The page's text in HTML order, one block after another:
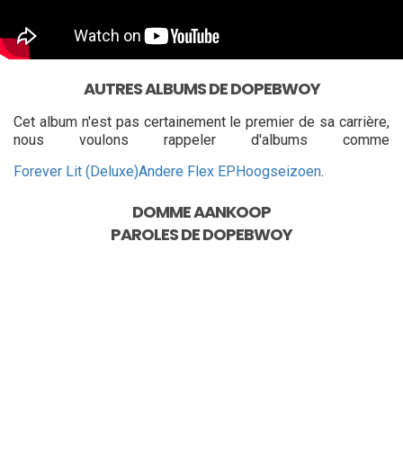
AUTRES ALBUMS DE DOPEBWOY
Cet album n'est pas certainement le premier de sa carrière,
nous voulons rappeler d'albums comme
Forever Lit (Deluxe)Andere Flex EPHoogseizoen.
DOMME AANKOOP
PAROLES DEDOPEBWOY